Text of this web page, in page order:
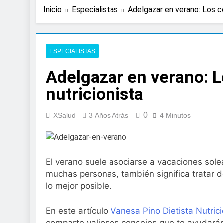
Expertos de
solo unos
La presencia de
ISDIN
La fisioterapia
Aprobado el
2 Semanas Atrás
El Gobierno
La fiebre del
2 Semanas Atrás
Inicio Especialistas Adelgazar en verano: Los
ESPECIALISTAS
Adelgazar en verano:
nutricionista
XSalud 3 Años Atrás 0 4 Minutos
El verano suele asociarse a vacaciones
muchas personas, también significa tratar
lo mejor posible.
En este artículo Vanesa Pino Dietista